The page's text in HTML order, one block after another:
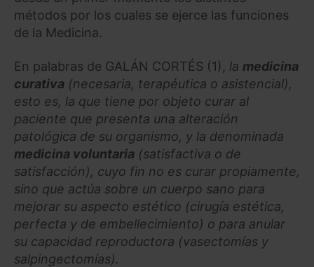
métodos por los cuales se ejerce las funciones
de la Medicina.
En palabras de GALÁN CORTÉS (1), la medicina
curativa (necesaria, terapéutica o asistencial),
esto es, la que tiene por objeto curar al
paciente que presenta una alteración
patológica de su organismo, y la denominada
medicina voluntaria (satisfactiva o de
satisfacción), cuyo fin no es curar propiamente,
sino que actúa sobre un cuerpo sano para
mejorar su aspecto estético (cirugía estética,
perfecta y de embellecimiento) o para anular
su capacidad reproductora (vasectomías y
salpingectomías).